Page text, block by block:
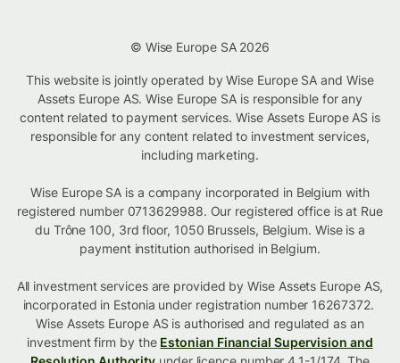
© Wise Europe SA 2026
This website is jointly operated by Wise Europe SA and Wise
Assets Europe AS. Wise Europe SA is responsible for any
content related to payment services. Wise Assets Europe AS is
responsible for any content related to investment services,
including marketing.
Wise Europe SA is a company incorporated in Belgium with
registered number 0713629988. Our registered office is at Rue
du Trône 100, 3rd floor, 1050 Brussels, Belgium. Wise is a
payment institution authorised in Belgium.
All investment services are provided by Wise Assets Europe AS,
incorporated in Estonia under registration number 16267372.
Wise Assets Europe AS is authorised and regulated as an
investment firm by the Estonian Financial Supervision and